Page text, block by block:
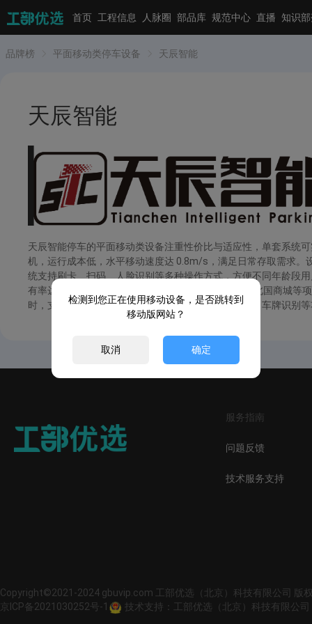
首页 工程信息 人脉圈 部品库 规范中心 直播 知识
品牌榜 平面移动类停车设备 天辰智能
天辰智能
天辰智能停车的平面移动类设备注重性价比与适应性，单套系统
机，运行成本低，水平移动速度达 0.8m/s，满足日常存取需求
统支持刷卡、扫码、人脸识别等多种操作方式，方便不同年龄段
有率达 22%，服务过济南章丘唐人中心、石家庄鹿泉北国商城等
时，支持设备升级改造，可根据用户需求增加充电桩、车牌识别
服务指南
问题反馈
技术服务支持
Copyright©2021-2024 gbuvip.com 工部优选（北京）科技有限公司 版
京ICP备2021030252号-1
技术支持：工部优选（北京）科技有限公司
检测到您正在使用移动设备，是否跳转到
移动版网站？
取消 确定